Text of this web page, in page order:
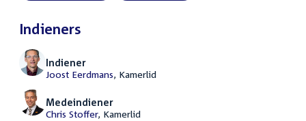
Indieners
Indiener
Joost Eerdmans, Kamerlid
Medeindiener
Chris Stoffer, Kamerlid